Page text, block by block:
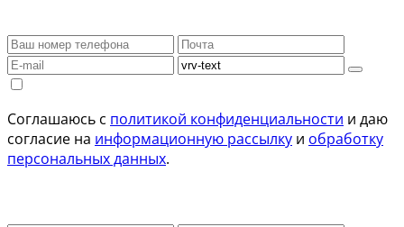
Соглашаюсь с политикой конфиденциальности и даю
согласие на информационную рассылку и обработку
персональных данных.